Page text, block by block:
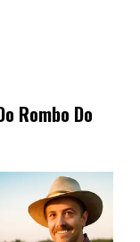
Rombo Do